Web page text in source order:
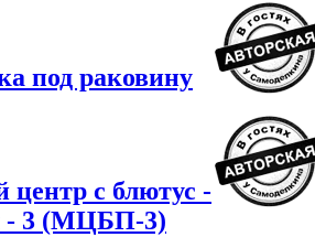
под раковину
с блютус -
- 3 (МЦБП-3)